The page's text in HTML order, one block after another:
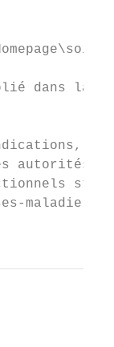
dans la
autorités
maladie ou